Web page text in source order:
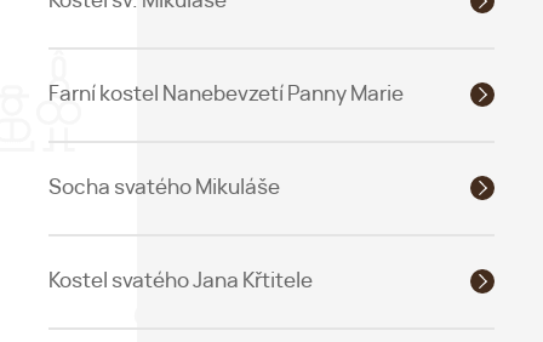
Farní kostel Nanebevzetí Panny Marie
Socha svatého Mikuláše
Kostel svatého Jana Křtitele